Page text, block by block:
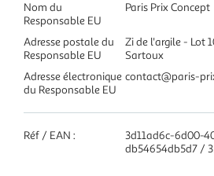
Nom du
Responsable EU
Paris Prix Concept
Adresse postale du
Responsable EU
Zi de l'argile - Lot
Sartoux
Adresse électronique
du Responsable EU
contact@paris-
Réf / EAN :
3d11ad6c-6d00-
db54654db5d7 /